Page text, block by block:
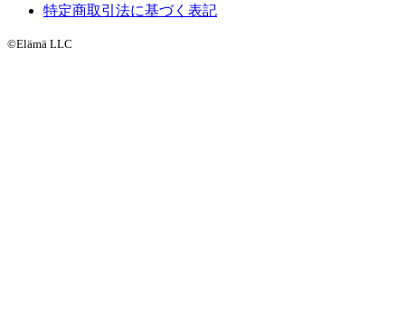
特定商取引法に基づく表記
©Elämä LLC